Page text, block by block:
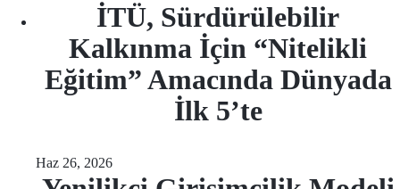
İTÜ, Sürdürülebilir
Kalkınma İçin “Nitelikli
Eğitim” Amacında Dünyada
İlk 5’te
Haz 26, 2026